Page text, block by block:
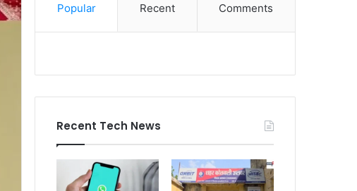
Popular Recent Comments
Recent Tech News